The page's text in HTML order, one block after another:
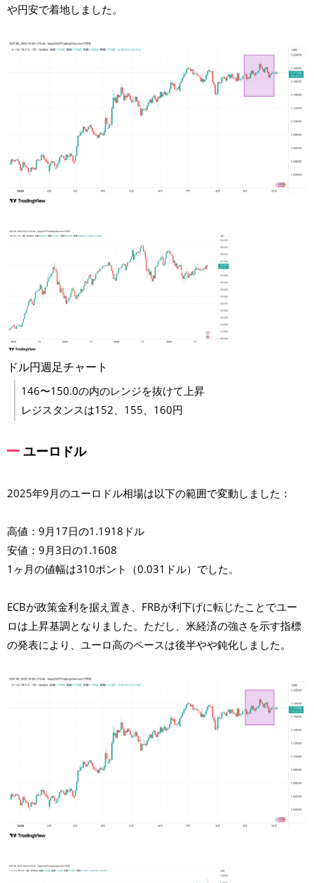
や円安で着地しました。
ドル円週足チャート
146〜150.0の内のレンジを抜けて上昇
レジスタンスは152、155、160円
ユーロドル
2025年9月のユーロドル相場は以下の範囲で変動しました：
高値：9月17日の1.1918ドル
安値：9月3日の1.1608
1ヶ月の値幅は310ポント（0.031ドル）でした。
ECBが政策金利を据え置き、FRBが利下げに転じたことでユー
ロは上昇基調となりました。ただし、米経済の強さを示す指標
の発表により、ユーロ高のペースは後半やや鈍化しました。